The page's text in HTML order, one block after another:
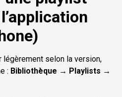
selon la version,
: Bibliothèque → Playlists →